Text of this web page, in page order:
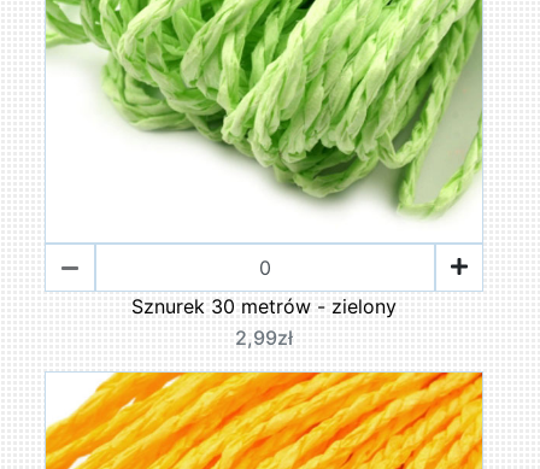
Sznurek 30 metrów - zielony
2,99zł